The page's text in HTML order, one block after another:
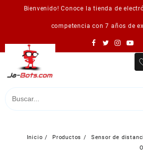
Bienvenido! Conoce la tienda de
competencia con 7 años de
Inicio Productos
Sensor de